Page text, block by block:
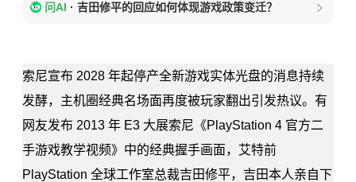
问AI · 吉田修平的回应如何体现游戏政策变迁？
索尼宣布 2028 年起停产全新游戏实体光盘的消息持续
发酵，主机圈经典名场面再度被玩家翻出引发热议。有
网友发布 2013 年 E3 大展索尼《PlayStation 4 官方二
手游戏教学视频》中的经典握手画面，艾特前
PlayStation 全球工作室总裁吉田修平，吉田本人亲自下